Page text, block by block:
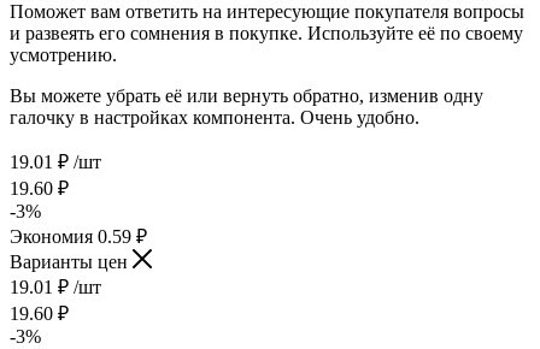
Поможет вам ответить на интересующие покупателя вопросы
и развеять его сомнения в покупке. Используйте её по своему
усмотрению.
Вы можете убрать её или вернуть обратно, изменив одну
галочку в настройках компонента. Очень удобно.
19.01 ₽ /шт
19.60 ₽
-3%
Экономия 0.59 ₽
Варианты цен
19.01 ₽ /шт
19.60 ₽
-3%